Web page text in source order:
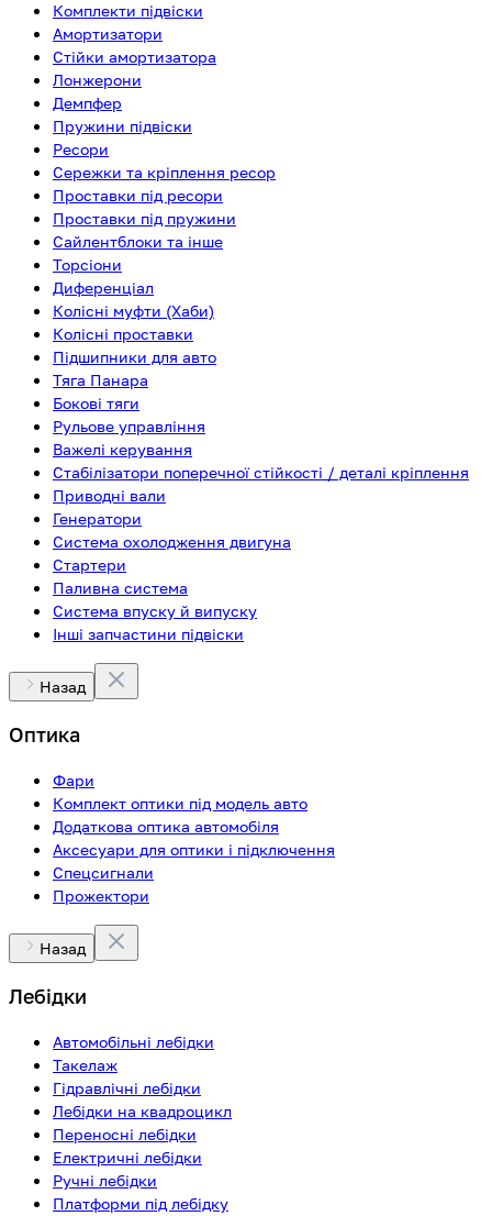
Комплекти підвіски
Амортизатори
Стійки амортизатора
Лонжерони
Демпфер
Пружини підвіски
Ресори
Сережки та кріплення ресор
Проставки під ресори
Проставки під пружини
Сайлентблоки та інше
Торсіони
Диференціал
Колісні муфти (Хаби)
Колісні проставки
Підшипники для авто
Тяга Панара
Бокові тяги
Рульове управління
Важелі керування
Стабілізатори поперечної стійкості / деталі кріплення
Приводні вали
Генератори
Система охолодження двигуна
Стартери
Паливна система
Система впуску й випуску
Інші запчастини підвіски
Назад
Оптика
Фари
Комплект оптики під модель авто
Додаткова оптика автомобіля
Аксесуари для оптики і підключення
Спецсигнали
Прожектори
Назад
Лебідки
Автомобільні лебідки
Такелаж
Гідравлічні лебідки
Лебідки на квадроцикл
Переносні лебідки
Електричні лебідки
Ручні лебідки
Платформи під лебідку